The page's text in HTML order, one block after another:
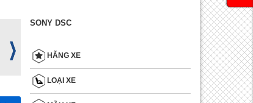
SONY DSC
HÃNG XE
LOẠI XE